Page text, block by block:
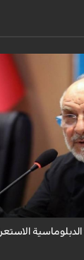
الإيراني أن
نفعاً، واصفاً إياها